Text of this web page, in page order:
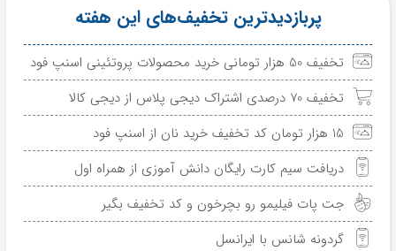
پربازدیدترین تخفیف‌های این هفته
تخفیف 50 هزار تومانی خرید محصولات پروتئینی اسنپ فود
تخفیف 70 درصدی اشتراک دیجی پلاس از دیجی کالا
15 هزار تومان کد تخفیف خرید نان از اسنپ فود
دریافت سیم کارت رایگان دانش آموزی از همراه اول
جت پات فیلیمو رو بچرخون و کد تخفیف بگیر
گردونه شانس با ایرانسل